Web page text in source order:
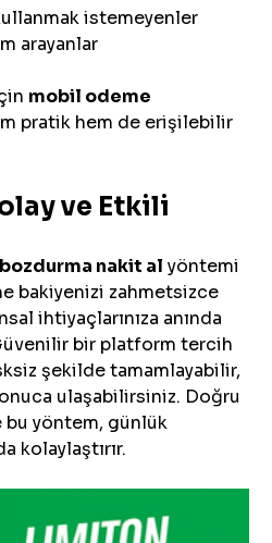
istemeyenler
arayanlar
mobil odeme
pratik hem de erişilebilir
ve Etkili
nakit al yöntemi
bakiyenizi zahmetsizce
ihtiyaçlarınıza anında
bir platform tercih
şekilde tamamlayabilir,
ulaşabilirsiniz. Doğru
yöntem, günlük
kolaylaştırır.